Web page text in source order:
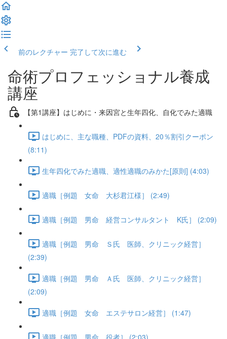
前のレクチャー 完了して次に進む
命術プロフェッショナル養成
講座
【第1講座】はじめに・来因宮と生年四化、自化でみた適職
はじめに、主な職種、PDFの資料、20％割引クーポン
(8:11)
生年四化でみた適職、適性適職のみかた[原則] (4:03)
適職［例題 女命 大杉君江様］ (2:49)
適職［例題 男命 経営コンサルタント K氏］ (2:09)
適職［例題 男命 Ｓ氏 医師、クリニック経営］
(2:39)
適職［例題 男命 Ａ氏 医師、クリニック経営］
(2:09)
適職［例題 女命 エステサロン経営］ (1:47)
適職［例題 男命 役者］ (2:03)